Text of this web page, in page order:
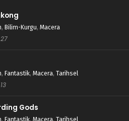
, Bilim-Kurgu, Macera
, Fantastik, Macera, Tarihsel
Gods
, Fantastik, Macera, Tarihsel